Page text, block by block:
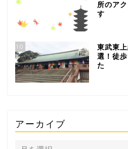
所のア
す
10
東武東
選！徒
た
アーカイブ